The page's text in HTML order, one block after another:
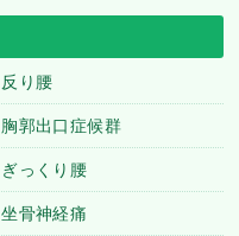
反り腰
胸郭出口症候群
ぎっくり腰
坐骨神経痛